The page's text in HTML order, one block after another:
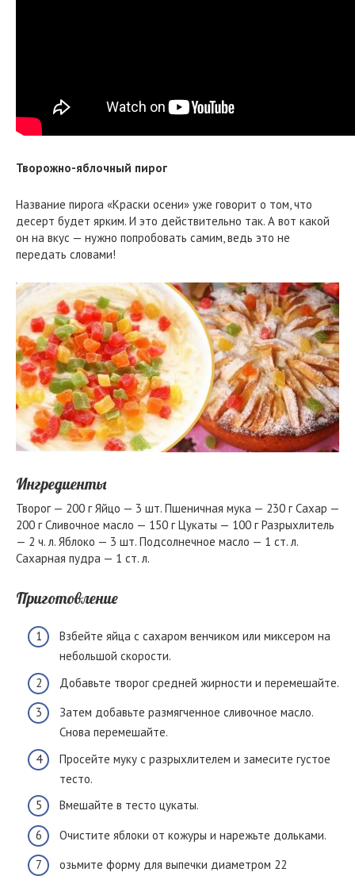
Творожно-яблочный пирог
Название пирога «Краски осени» уже говорит о том, что
десерт будет ярким. И это действительно так. А вот какой
он на вкус — нужно попробовать самим, ведь это не
передать словами!
Ингредиенты
Творог — 200 г Яйцо — 3 шт. Пшеничная мука — 230 г Сахар —
200 г Сливочное масло — 150 г Цукаты — 100 г Разрыхлитель
— 2 ч. л. Яблоко — 3 шт. Подсолнечное масло — 1 ст. л.
Сахарная пудра — 1 ст. л.
Приготовление
Взбейте яйца с сахаром венчиком или миксером на
небольшой скорости.
Добавьте творог средней жирности и перемешайте.
Затем добавьте размягченное сливочное масло.
Снова перемешайте.
Просейте муку с разрыхлителем и замесите густое
тесто.
Вмешайте в тесто цукаты.
Очистите яблоки от кожуры и нарежьте дольками.
озьмите форму для выпечки диаметром 22